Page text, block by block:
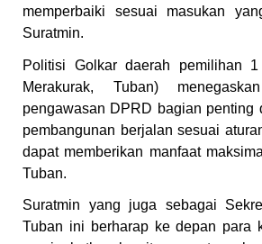
memperbaiki sesuai masukan
Suratmin.
Politisi Golkar daerah pemilihan 1
Merakurak, Tuban)
pengawasan DPRD bagian penting
pembangunan berjalan sesuai
dapat memberikan manfaat
Tuban.
Suratmin yang juga sebagai
Tuban ini berharap ke depan para